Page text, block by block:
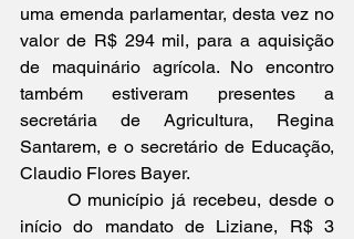
uma emenda parlamentar, desta vez no
valor de R$ 294 mil, para a aquisição
de maquinário agrícola. No encontro
também estiveram presentes a
secretária de Agricultura, Regina
Santarem, e o secretário de Educação,
Claudio Flores Bayer.
início do mandato de Liziane, R$ 3